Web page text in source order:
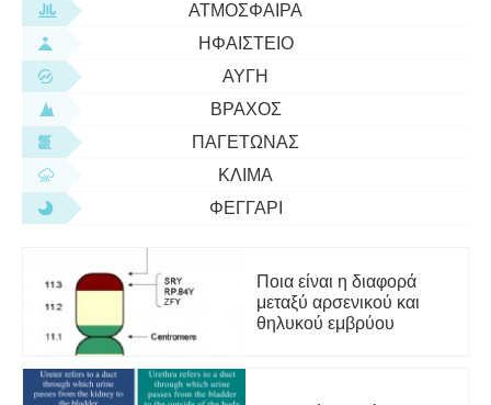
ΑΤΜΌΣΦΑΙΡΑ
ΗΦΑΊΣΤΕΙΟ
ΑΥΓΉ
ΒΡΆΧΟΣ
ΠΑΓΕΤΏΝΑΣ
ΚΛΊΜΑ
ΦΕΓΓΆΡΙ
Ποια είναι η διαφορά
μεταξύ αρσενικού και
θηλυκού εμβρύου